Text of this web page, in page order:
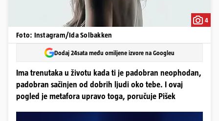
4
Foto: Instagram/Ida Solbakken
Dodaj 24sata među omiljene izvore na Googleu
Ima trenutaka u životu kada ti je padobran neophodan,
padobran sačinjen od dobrih ljudi oko tebe. I ovaj
pogled je metafora upravo toga, poručuje Pišek